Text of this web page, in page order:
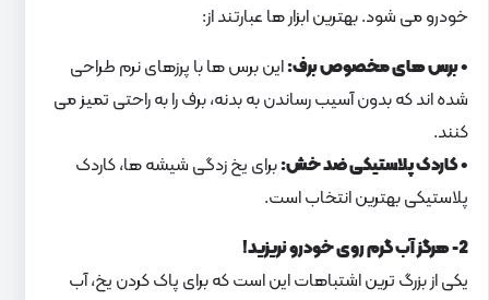
خودرو می شود. بهترین ابزار ها عبارتند از:
• برس های مخصوص برف:این برس ها با پرزهای نرم طراحی
شده اند که بدون آسیب رساندن به بدنه، برف را به راحتی تمیز می
کنند.
• کاردک پلاستیکی ضد خش:برای یخ زدگی شیشه ها، کاردک
پلاستیکی بهترین انتخاب است.
2- هرگز آب گرم روی خودرو نریزید!
یکی از بزرگ ترین اشتباهات این است که برای پاک کردن یخ، آب